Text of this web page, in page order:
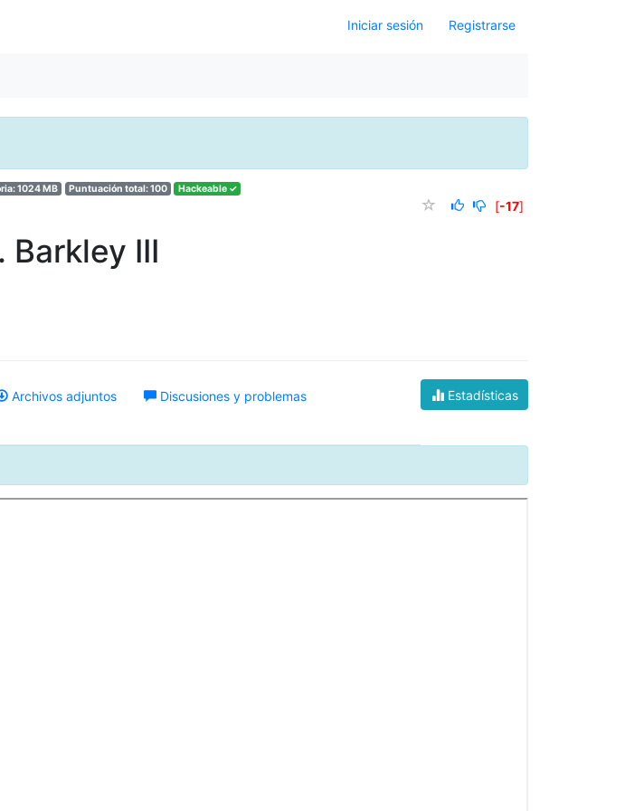
Iniciar sesión Registrarse
1024 MB Puntuación total: 100 Hackeable ✓
[-17]
Barkley III
Estadísticas
Archivos adjuntos Discusiones y problemas